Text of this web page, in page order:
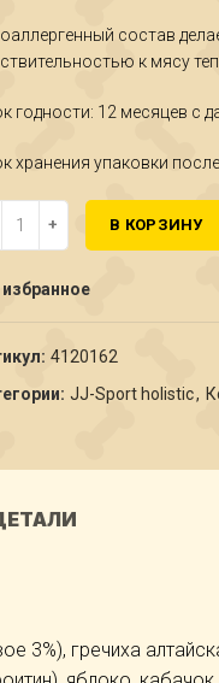
состав
к мясу
годности: 12 месяцев с
хранения упаковки
В КОРЗИНУ
избранное
4120162
JJ-Sport holistic,
3%), гречиха